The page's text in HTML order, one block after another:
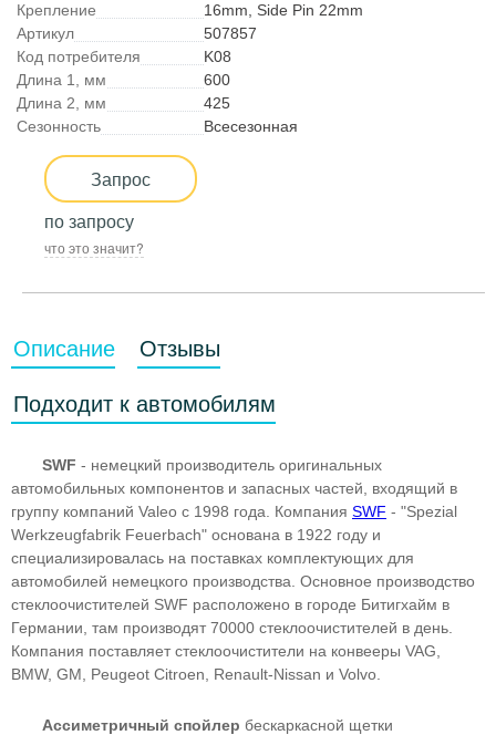
Крепление
16mm, Side Pin 22mm
Артикул
507857
Код потребителя
K08
Длина 1, мм
600
Длина 2, мм
425
Сезонность
Всесезонная
Запрос
по запросу
что это значит?
Описание Отзывы
Подходит к автомобилям
SWF - немецкий производитель оригинальных
автомобильных компонентов и запасных частей, входящий в
группу компаний Valeo с 1998 года. Компания SWF - "Spezial
Werkzeugfabrik Feuerbach" основана в 1922 году и
специализировалась на поставках комплектующих для
автомобилей немецкого производства. Основное производство
стеклоочистителей SWF расположено в городе Битигхайм в
Германии, там производят 70000 стеклоочистителей в день.
Компания поставляет стеклоочистители на конвееры VAG,
BMW, GM, Peugeot Citroen, Renault-Nissan и Volvo.
Ассиметричный спойлер бескаркасной щетки